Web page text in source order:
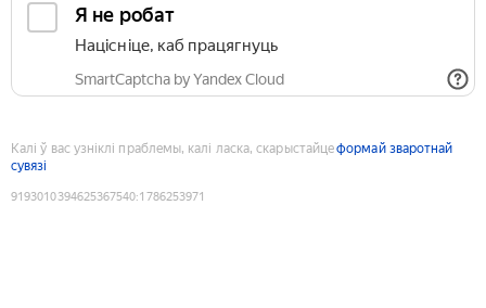
Я не робат
Націсніце, каб працягнуць
SmartCaptcha by Yandex Cloud
Калі ў вас узніклі праблемы, калі ласка, скарыстайцеформай зваротнай
сувязі
9193010394625367540:1786253971